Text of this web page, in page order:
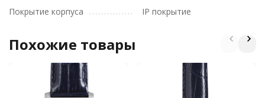
Покрытие корпуса
IP покрытие
Похожие товары